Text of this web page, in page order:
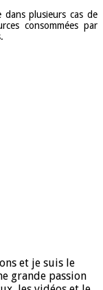
plusieurs cas de
consommées par
et je suis le
grande passion